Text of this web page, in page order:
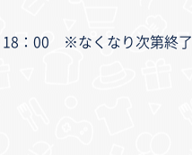
18：00 ※なくなり次第終了